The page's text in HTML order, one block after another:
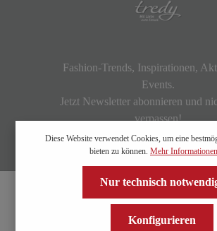
Fashion-Trends, Inspirationen,
Events.
Jetzt Newsletter abonnieren und
verpassen!
Diese Website verwendet Cookies, um eine
bieten zu können. Mehr
Nur technisch
Konfigurieren